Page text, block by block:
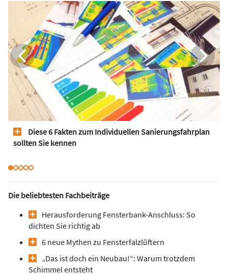
Diese 6 Fakten zum Individuellen Sanierungsfahrplan
sollten Sie kennen
Die beliebtesten Fachbeiträge
Herausforderung Fensterbank-Anschluss: So
dichten Sie richtig ab
6 neue Mythen zu Fensterfalzlüftern
„Das ist doch ein Neubau!“: Warum trotzdem
Schimmel entsteht